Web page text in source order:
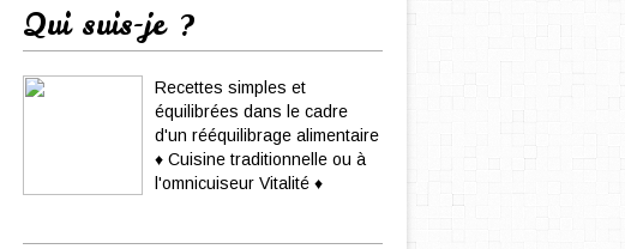
Qui suis-je ?
Recettes simples et
équilibrées dans le cadre
d'un rééquilibrage alimentaire
♦ Cuisine traditionnelle ou à
l'omnicuiseur Vitalité ♦